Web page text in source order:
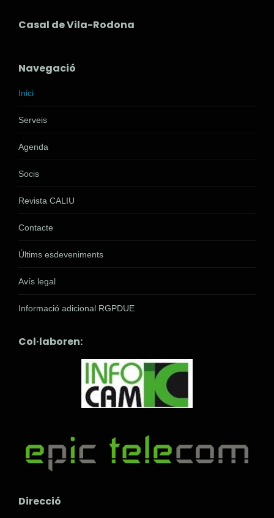
Casal de Vila-Rodona
Navegació
Inici
Serveis
Agenda
Socis
Revista CALIU
Contacte
Últims esdeveniments
Avís legal
Informació adicional RGPDUE
Col·laboren:
Direcció